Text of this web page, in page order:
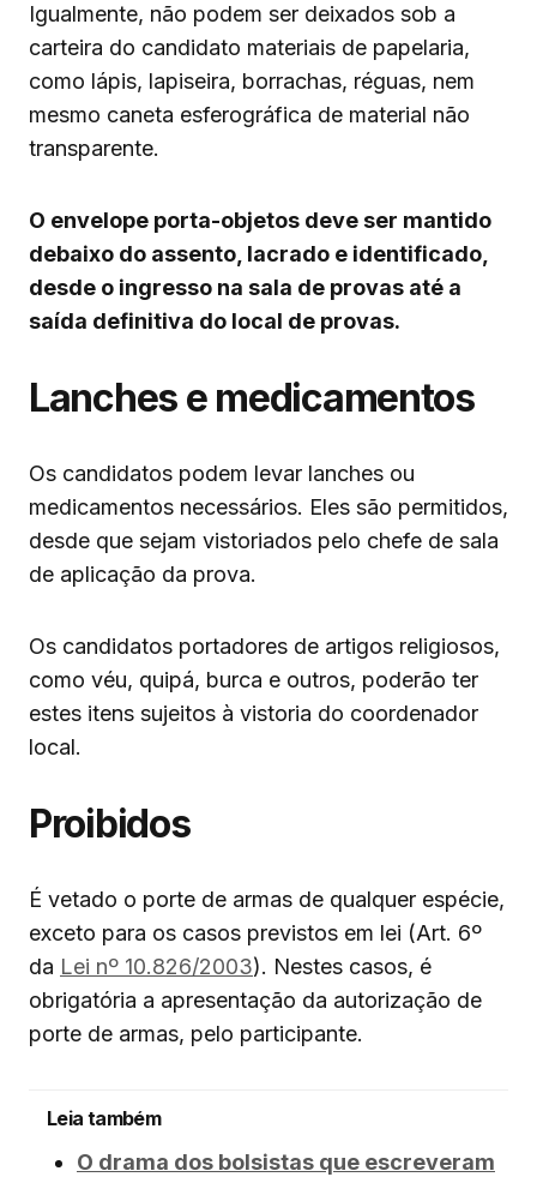
Igualmente, não podem ser deixados sob a
carteira do candidato materiais de papelaria,
como lápis, lapiseira, borrachas, réguas, nem
mesmo caneta esferográfica de material não
transparente.
O envelope porta-objetos deve ser mantido
debaixo do assento, lacrado e identificado,
desde o ingresso na sala de provas até a
saída definitiva do local de provas.
Lanches e medicamentos
Os candidatos podem levar lanches ou
medicamentos necessários. Eles são permitidos,
desde que sejam vistoriados pelo chefe de sala
de aplicação da prova.
Os candidatos portadores de artigos religiosos,
como véu, quipá, burca e outros, poderão ter
estes itens sujeitos à vistoria do coordenador
local.
Proibidos
É vetado o porte de armas de qualquer espécie,
exceto para os casos previstos em lei (Art. 6º
da Lei nº 10.826/2003). Nestes casos, é
obrigatória a apresentação da autorização de
porte de armas, pelo participante.
Leia também
O drama dos bolsistas que escreveram